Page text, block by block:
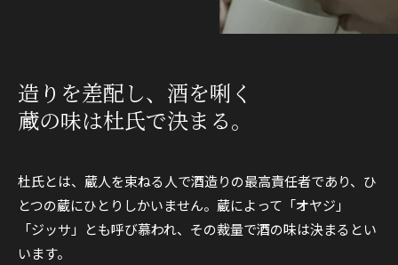
造りを差配し、酒を唎く
蔵の味は杜氏で決まる。
杜氏とは、蔵人を束ねる人で酒造りの最高責任者であり、ひ
とつの蔵にひとりしかいません。蔵によって「オヤジ」
「ジッサ」とも呼び慕われ、その裁量で酒の味は決まるとい
います。